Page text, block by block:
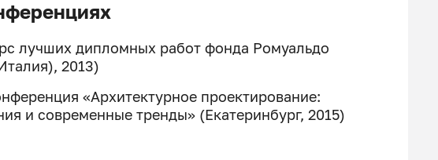
лучших дипломных работ фонда Ромуальдо
2013)
«Архитектурное проектирование:
и современные тренды» (Екатеринбург, 2015)